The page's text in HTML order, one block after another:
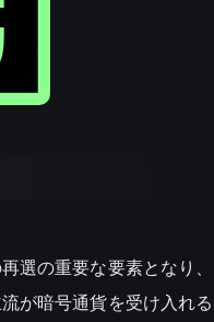
選の重要な要素となり、
が暗号通貨を受け入れる